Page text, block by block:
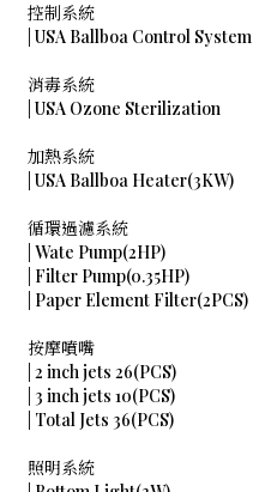
控制系統
| USA Ballboa Control System
消毒系統
| USA Ozone Sterilization
加熱系統
| USA Ballboa Heater(3KW)
循環過濾系統
| Wate Pump(2HP)
| Filter Pump(0.35HP)
| Paper Element Filter(2PCS)
按摩噴嘴
| 2 inch jets 26(PCS)
| 3 inch jets 10(PCS)
| Total Jets 36(PCS)
照明系統